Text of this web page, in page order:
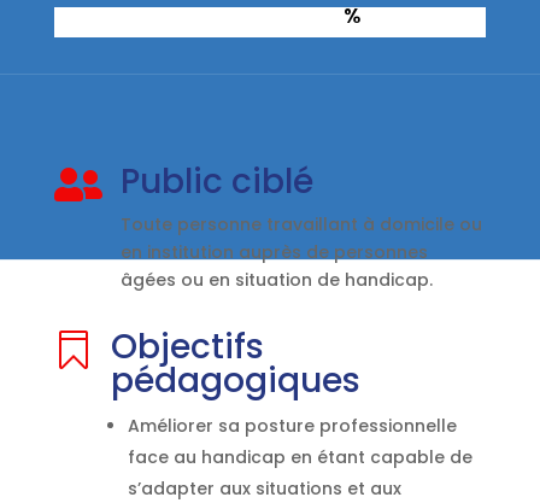
%
 Public ciblé
Toute personne travaillant à domicile ou
en institution auprès de personnes
âgées ou en situation de handicap.
 Objectifs
pédagogiques
Améliorer sa posture professionnelle
face au handicap en étant capable de
s’adapter aux situations et aux